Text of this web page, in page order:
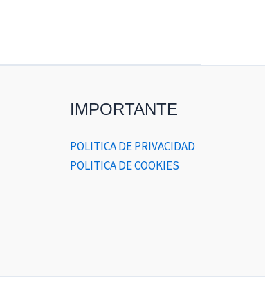
IMPORTANTE
POLITICA DE PRIVACIDAD
POLITICA DE COOKIES